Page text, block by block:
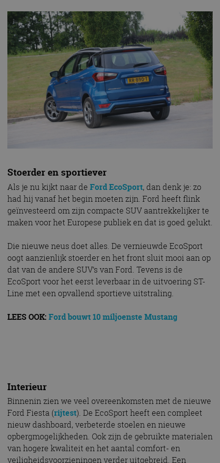
Stoerder en sportiever
Als je nu kijkt naar de Ford EcoSport, dan denk je: zo
had hij vanaf het begin moeten zijn. Ford heeft flink
geïnvesteerd om zijn compacte SUV aantrekkelijker te
maken voor het Europese publiek en dat is goed gelukt.
Die nieuwe neus doet alles. De vernieuwde EcoSport
oogt aanzienlijk stoerder en het front sluit mooi aan op
dat van de andere SUV’s van Ford. Tevens is de
EcoSport voor het eerst leverbaar in de uitvoering ST-
Line met een opvallend sportieve uitstraling.
LEES OOK: Ford bouwt 10 miljoenste Mustang
Interieur
Binnenin zien we veel overeenkomsten met de nieuwe
Ford Fiesta (rijtest). De EcoSport heeft een compleet
nieuw dashboard, verbeterde stoelen en nieuwe
opbergmogelijkheden. Ook zijn de gebruikte materialen
van hogere kwaliteit en het aantal comfort- en
veiligheidsvoorzieningen verder uitgebreid. Een